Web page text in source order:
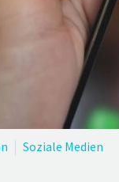
Soziale Medien